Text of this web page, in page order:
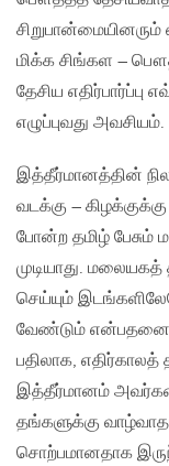
மிக்க சிங்கள –
தேசிய‌
எழுப்புவது அவசியம்.
இத்தீர்மானத்தின்
வடக்கு –
போன்ற தமிழ் பேசும்
முடியாது.
செய்யும்
வேண்டும் என்பதனை
பதிலாக, எதிர்காலத்
இத்தீர்மானம்
தங்களுக்கு
சொற்பமானதாக